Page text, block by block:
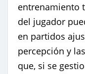
entrenamiento
del jugador
en partidos
percepción y
que, si se